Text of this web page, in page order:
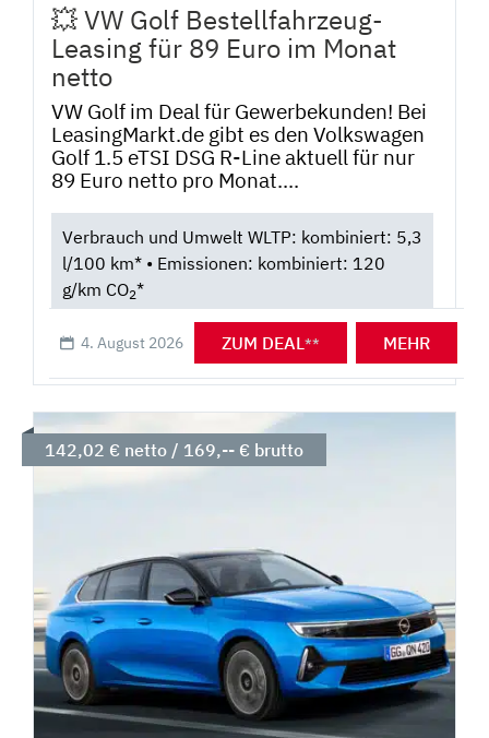
💥 VW Golf Bestellfahrzeug-
Leasing für 89 Euro im Monat
netto
VW Golf im Deal für Gewerbekunden! Bei
LeasingMarkt.de gibt es den Volkswagen
Golf 1.5 eTSI DSG R-Line aktuell für nur
89 Euro netto pro Monat....
Verbrauch und Umwelt WLTP: kombiniert: 5,3
l/100 km* • Emissionen: kombiniert: 120
g/km CO2*
4. August 2026 ZUM DEAL** MEHR
142,02 € netto / 169,-- € brutto